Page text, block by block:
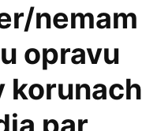
nemam
opravu
korunach